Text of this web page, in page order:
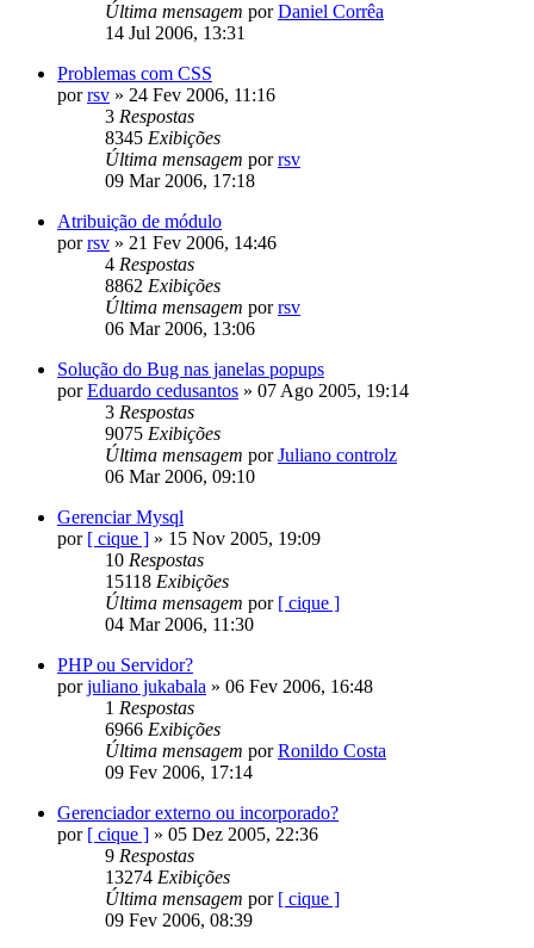
Última mensagem porDaniel Corrêa
14 Jul 2006, 13:31
Problemas com CSS
porrsv » 24 Fev 2006, 11:16
3 Respostas
8345 Exibições
Última mensagem porrsv
09 Mar 2006, 17:18
Atribuição de módulo
porrsv » 21 Fev 2006, 14:46
4 Respostas
8862 Exibições
Última mensagem porrsv
06 Mar 2006, 13:06
Solução do Bug nas janelas popups
porEduardo cedusantos » 07 Ago 2005, 19:14
3 Respostas
9075 Exibições
Última mensagem porJuliano controlz
06 Mar 2006, 09:10
Gerenciar Mysql
por [ cique ] » 15 Nov 2005, 19:09
10 Respostas
15118 Exibições
Última mensagem por [ cique ]
04 Mar 2006, 11:30
PHP ou Servidor?
porjuliano jukabala » 06 Fev 2006, 16:48
1 Respostas
6966 Exibições
Última mensagem porRonildo Costa
09 Fev 2006, 17:14
Gerenciador externo ou incorporado?
por [ cique ] » 05 Dez 2005, 22:36
9 Respostas
13274 Exibições
Última mensagem por [ cique ]
09 Fev 2006, 08:39